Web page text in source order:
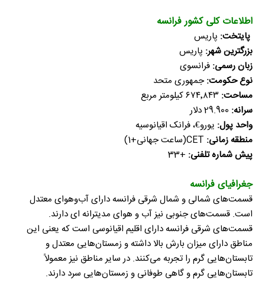
اطلاعات کلی کشور فرانسه
پایتخت: پاریس
بزرگترین شهر: پاریس
زبان رسمی: فرانسوی
نوع حکومت:جمهوری متحد
مساحت:
سرانه:
واحد پول: یورو€، فرانک اقیانوسیه
منطقه زمانی:
پیش شماره تلفنی: +33
جغرافیای فرانسه
قسمت‌های شمالی و شمال شرقی فرانسه دارای آب‌وهوای معتدل
است. قسمت‌های جنوبی نیز آب و هوای مدیترانه ای دارند.
قسمت‌های شرقی فرانسه دارای اقلیم اقیانوسی است که یعنی این
مناطق دارای میزان بارش بالا داشته و زمستان‌هایی معتدل و
تابستان‌هایی گرم را تجربه می‌کنند. در سایر مناطق نیز معمولاً
تابستان‌هایی گرم و گاهی طوفانی و زمستان‌هایی سرد دارند.